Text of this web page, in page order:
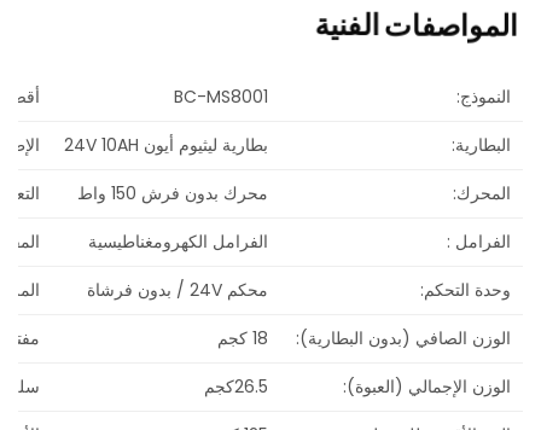
المواصفاتالفنية
النموذج: BC-MS8001
البطارية:
بطارية ليثيوم أيون 24V 10AH
المحرك:
محرك بدون فرش 150 واط
الفرامل :
الفرامل الكهرومغناطيسية
وحدة التحكم:
محكم 24V / بدون فرشاة
الوزن الصافي (بدون البطارية):
18 كجم
الوزن الإجمالي (العبوة):
26.5كجم
سلة: